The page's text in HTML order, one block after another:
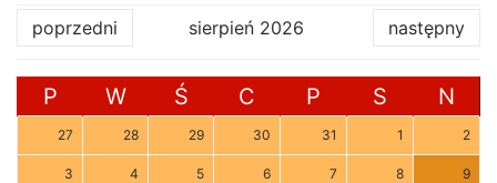
poprzedni sierpień 2026 następny
P W Ś C P S N
27 28 29 30 31 1 2
3 4 5 6 7 8 9